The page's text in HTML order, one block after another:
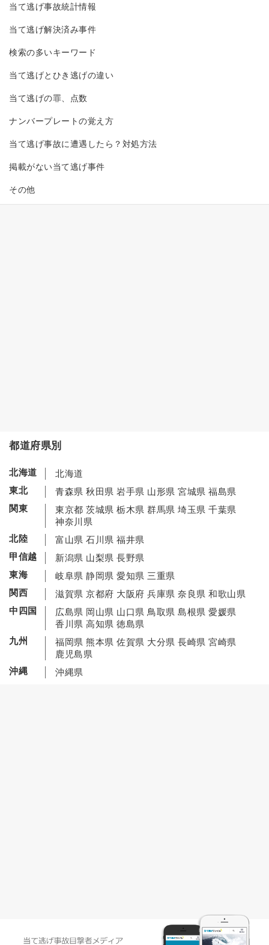
当て逃げ事故統計情報
当て逃げ解決済み事件
検索の多いキーワード
当て逃げとひき逃げの違い
当て逃げの罪、点数
ナンバープレートの覚え方
当て逃げ事故に遭遇したら？対処方法
掲載がない当て逃げ事件
その他
都道府県別
北海道
北海道
東北
青森県 秋田県 岩手県 山形県 宮城県 福島県
関東
東京都 茨城県 栃木県 群馬県 埼玉県 千葉県
神奈川県
北陸
富山県 石川県 福井県
甲信越
新潟県 山梨県 長野県
東海
岐阜県 静岡県 愛知県 三重県
関西
滋賀県 京都府 大阪府 兵庫県 奈良県 和歌山県
中四国
広島県 岡山県 山口県 鳥取県 島根県 愛媛県
香川県 高知県 徳島県
九州
福岡県 熊本県 佐賀県 大分県 長崎県 宮崎県
鹿児島県
沖縄
沖縄県